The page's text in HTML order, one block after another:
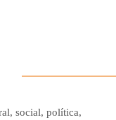
social, política,